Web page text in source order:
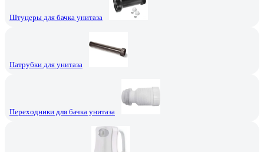
Штуцеры для бачка унитаза
Патрубки для унитаза
Переходники для бачка унитаза